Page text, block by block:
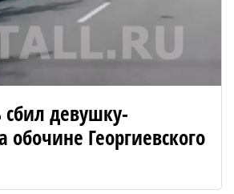
девушку-
Георгиевского